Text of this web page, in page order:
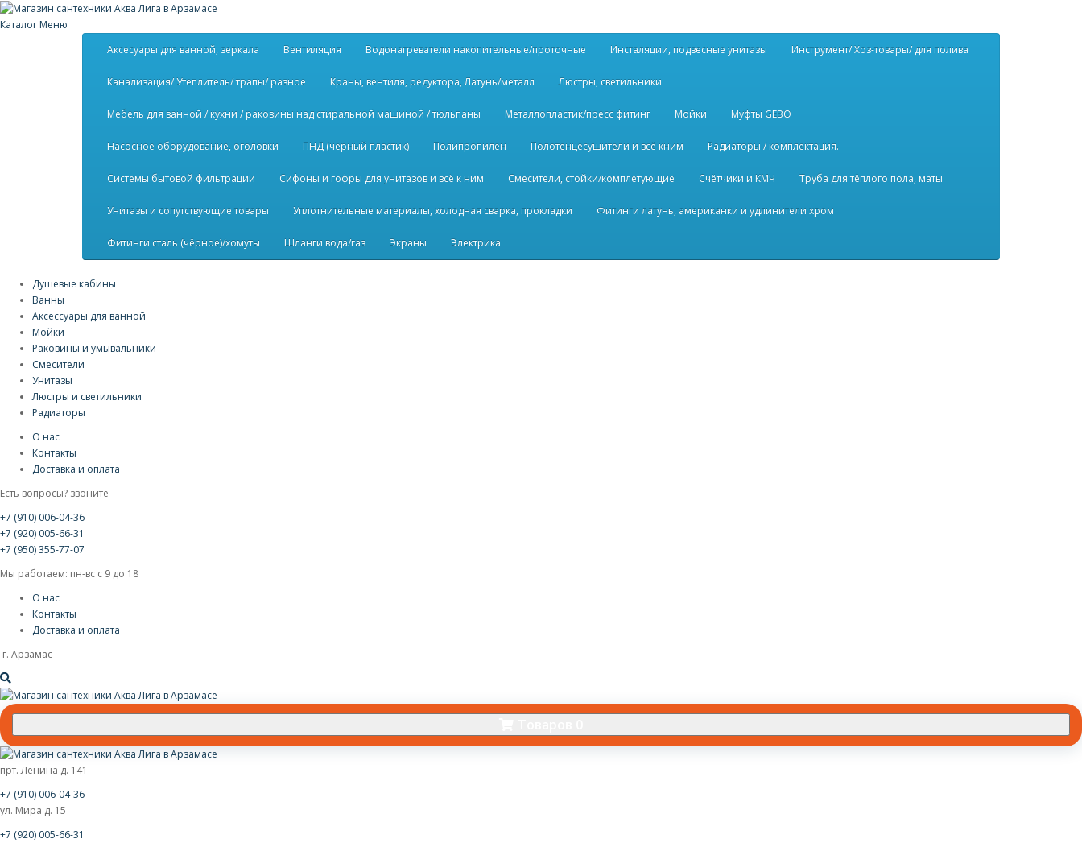
Каталог Меню
Аксесуары для ванной, зеркала
Вентиляция Водонагреватели накопительные/проточные Инсталяции, подвесные унитазы Инструмент/ Хоз-товары/ для полива
Канализация/ Утеплитель/ трапы/ разное Краны, вентиля, редуктора, Латунь/металл Люстры, светильники
Мебель для ванной / кухни / раковины над стиральной машиной / тюльпаны Металлопластик/пресс фитинг Мойки Муфты GEBO
Насосное оборудование, оголовки ПНД (черный пластик) Полипропилен Полотенцесушители и всё кним Радиаторы / комплектация.
Системы бытовой фильтрации Сифоны и гофры для унитазов и всё к ним Смесители, стойки/комплетующие Счётчики и КМЧ Труба для тёплого пола, маты
Унитазы и сопутствующие товары Уплотнительные материалы, холодная сварка, прокладки Фитинги латунь, американки и удлинители хром
Фитинги сталь (чёрное)/хомуты Шланги вода/газ Экраны Электрика
Душевые кабины
Ванны
Аксессуары для ванной
Мойки
Раковины и умывальники
Смесители
Унитазы
Люстры и светильники
Радиаторы
О нас
Контакты
Доставка и оплата
Есть вопросы? звоните
+7 (910) 006-04-36
+7 (920) 005-66-31
+7 (950) 355-77-07
Мы работаем: пн-вс с 9 до 18
О нас
Контакты
Доставка и оплата
г. Арзамас
прт. Ленина д. 141
+7 (910) 006-04-36
ул. Мира д. 15
+7 (920) 005-66-31